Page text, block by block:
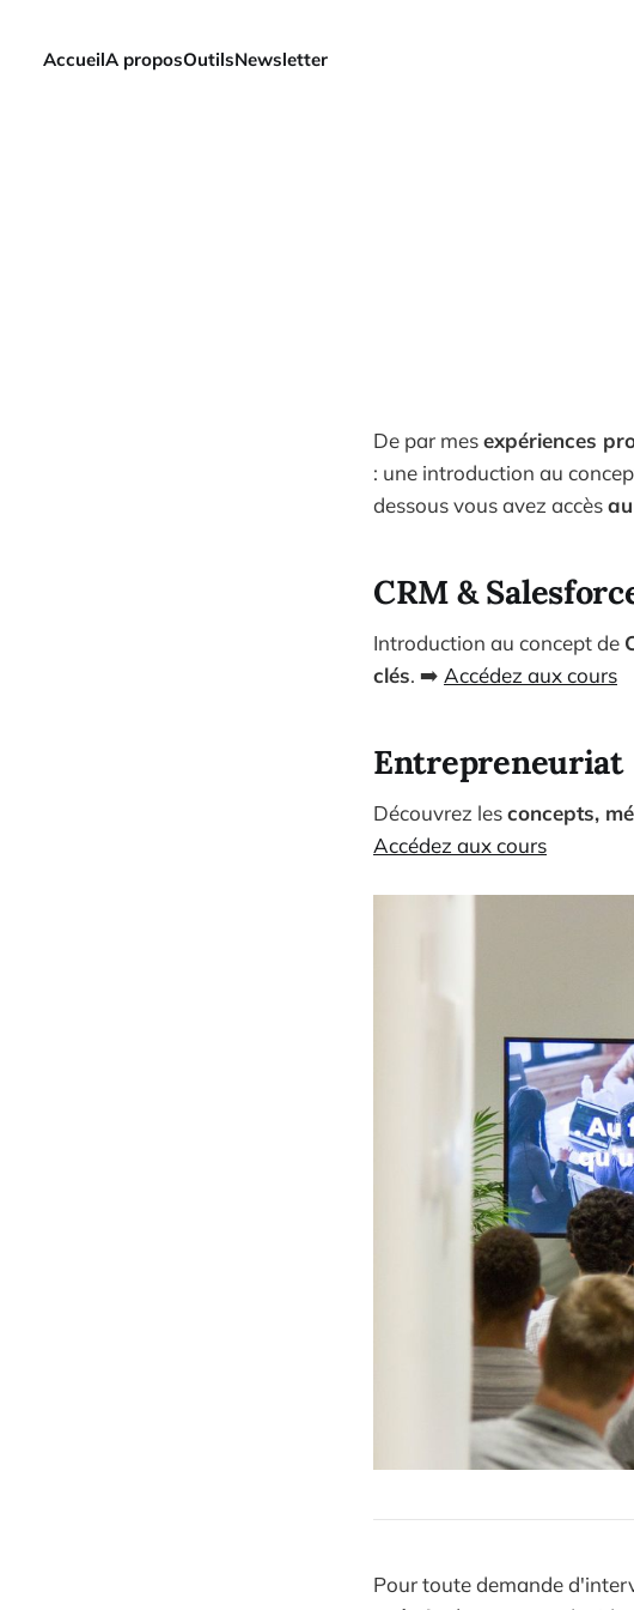
AccueilA proposOutilsNewsletter
De par mesexpériences
: une introduction au
dessous vous avez accès
CRM &
Introduction au concept de
clés. ➡️ Accédez aux cours
Entrepreneuriat️
Découvrez lesconcepts,
Accédez aux cours
Pour toute demande